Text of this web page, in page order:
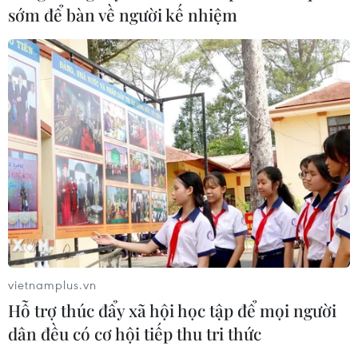
06/08/2026 06:31
Tây Ninh: Tạo điều kiện hình thành
doanh nghiệp công nghệ chiến lược
06/08/2026 04:45
Việt Nam hướng tới làm
chủ 10 công nghệ lõi vào năm 2030
06/08/2026 04:38
Ngày An ninh mạng Việt Nam: Kiến
tạo không gian mạng an toàn, nhân
sớm để bàn về người kế nhiệm
vietnamplus.vn
Hỗ trợ thúc đẩy xã hội học tập để mọi người
dân đều có cơ hội tiếp thu tri thức